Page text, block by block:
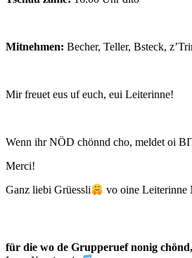
Mitnehmen: Becher, Teller, Bsteck,
Mir freuet eus uf euch, eui Leiterinne!
Wenn ihr NÖD chönnd cho, meldet oi
Merci!
Ganz liebi Grüessli vo oine Leiterinne
für die wo de Grupperuef nonig